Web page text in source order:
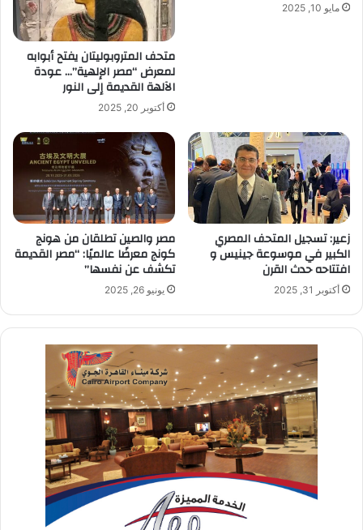
مايو 10, 2025
متحف المتروبوليتان يفتح أبوابه
لمعرض “مصر الإلهية”… عودة
الآلهة القديمة إلى النور
أكتوبر 20, 2025
زعير: تسجيل المتحف المصري
الكبير في موسوعة جينيس و
افتتاحه حدث القرن
أكتوبر 31, 2025
مصر والصين تطلقان من هونج
كونج معرضًا عالميًا: “مصر القديمة
تكشف عن نفسها”
يونيو 26, 2025